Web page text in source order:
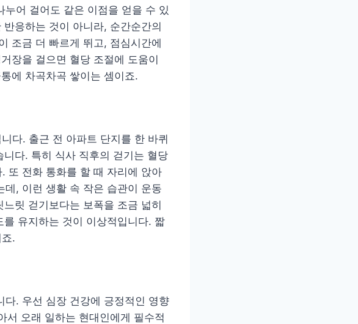
어 걸어도 같은 이점을 얻을 수 있
응하는 것이 아니라, 순간순간의
조금 더 빠르게 뛰고, 점심시간에
장을 걸으면 혈당 조절에 도움이
에 차곡차곡 쌓이는 셈이죠.
다. 출근 전 아파트 단지를 한 바퀴
다. 특히 식사 직후의 걷기는 혈당
또 전화 통화를 할 때 자리에 앉아
, 이런 생활 속 작은 습관이 운동
릿 걷기보다는 보폭을 조금 넓히
유지하는 것이 이상적입니다. 짧
.
다. 우선 심장 건강에 긍정적인 영향
서 오래 일하는 현대인에게 필수적